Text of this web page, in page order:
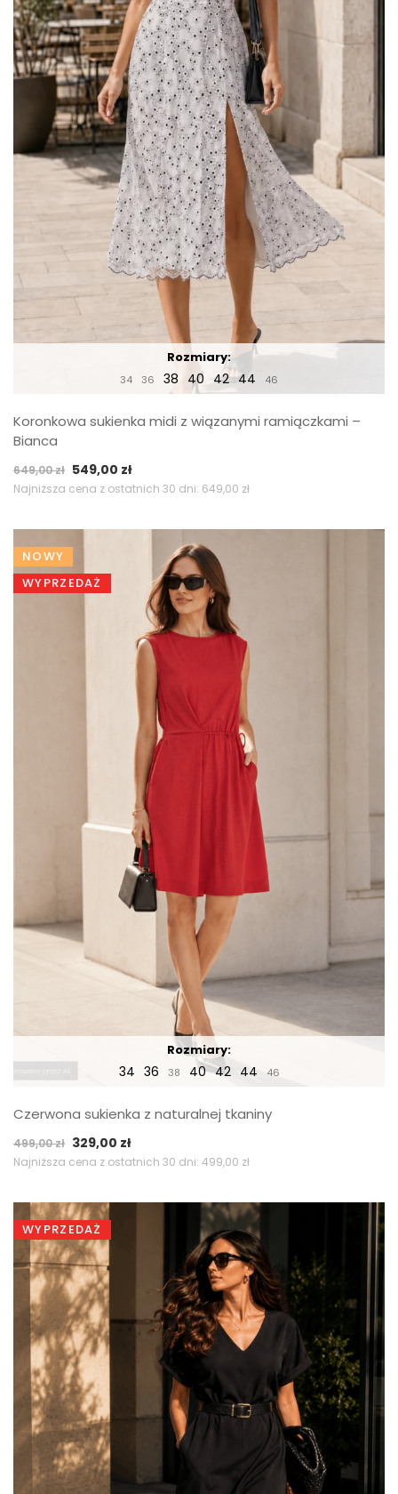
Rozmiary:
34 36 38 40 42 44 46
Koronkowa sukienka midi z wiązanymi ramiączkami –
Bianca
649,00zł Pierwotna
cena
649,00 zł.
549,00 złAktualna
cena
549,00 zł.
Najniższa cena z ostatnich 30 dni: 649,00 zł
NOWY
WYPRZEDAŻ
Rozmiary:
34 36 38 40 42 44 46
Czerwona sukienka z naturalnej tkaniny
499,00zł Pierwotna
cena
499,00 zł.
329,00 złAktualna
cena
329,00 zł.
Najniższa cena z ostatnich 30 dni: 499,00 zł
WYPRZEDAŻ